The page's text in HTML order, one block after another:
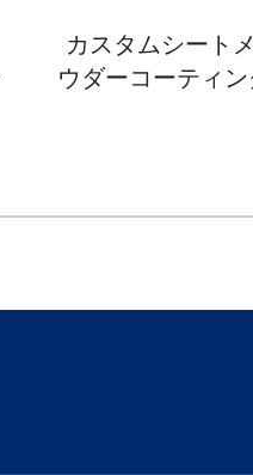
カスタムシート
ウダーコーティ